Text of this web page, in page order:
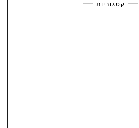
קטגוריות